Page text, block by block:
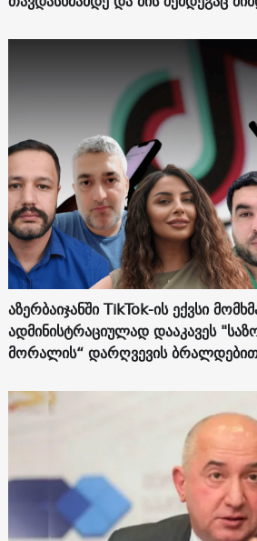
აზერბაიჯანში TikTok-ის ექვსი
ადმინისტრაციულად დააკავეს
მორალის“ დარღვევის